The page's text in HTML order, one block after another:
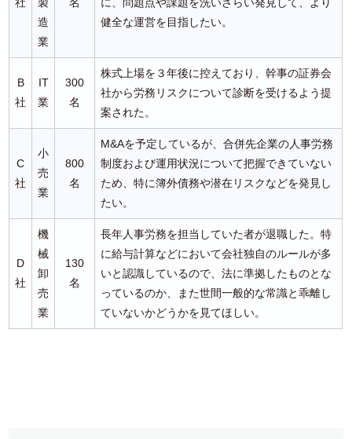
造
業
健全な運営を目指したい。
B
社
IT
業
300
名
株式上場を３年後に控えており、幹事の証券会
社から労務リスクについて診断を受けるよう提
案された。
C
社
小
売
業
800
名
M&Aを予定しているが、合併先企業の人事労務
制度および運用状況について把握できていない
ため、特に簿外債務や潜在リスクなどを発見し
たい。
D
社
機
械
卸
売
業
130
名
長年人事労務を担当していた者が退職した。特
に給与計算などにおいて会社独自のルールが多
いと認識しているので、法に準拠したものとな
っているのか、また世間一般的な常識と乖離し
ていないかどうかを見てほしい。